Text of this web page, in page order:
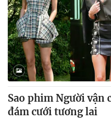
Sao phim Người vận
đám cưới tương lai